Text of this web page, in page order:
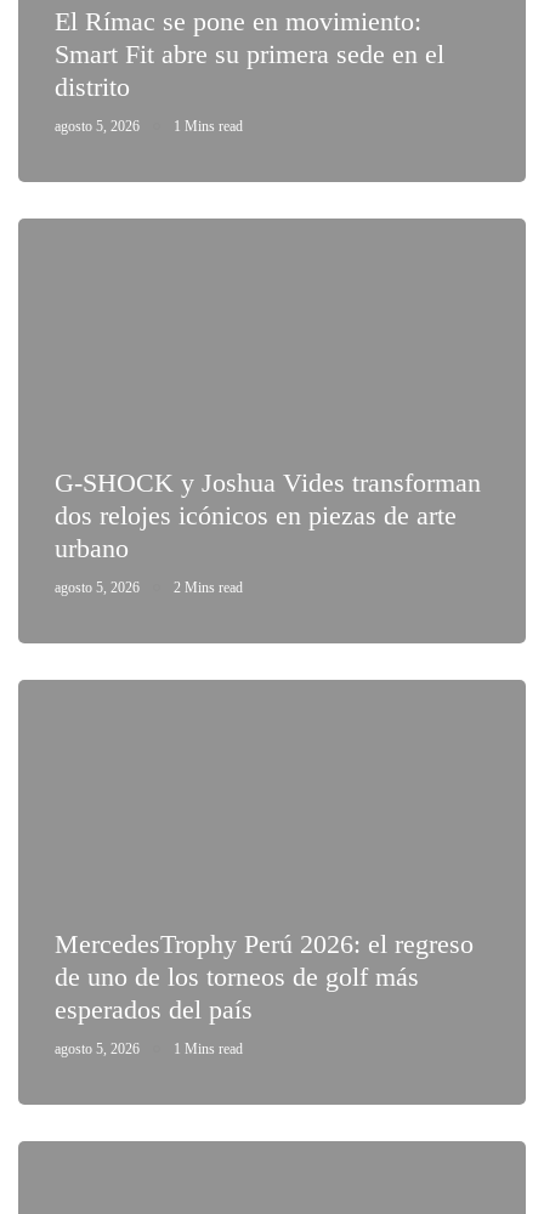
El Rímac se pone en movimiento:
Smart Fit abre su primera sede en el
distrito
agosto 5, 2026 1 Mins read
G-SHOCK y Joshua Vides transforman
dos relojes icónicos en piezas de arte
urbano
agosto 5, 2026 2 Mins read
MercedesTrophy Perú 2026: el regreso
de uno de los torneos de golf más
esperados del país
agosto 5, 2026 1 Mins read